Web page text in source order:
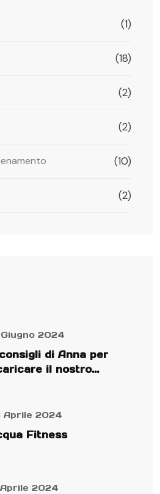
(1)
(18)
(2)
(2)
(10)
(2)
Giugno 2024
di Anna per
il nostro
Aprile 2024
Fitness
Aprile 2024